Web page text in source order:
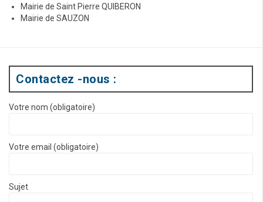
Mairie de Saint Pierre QUIBERON
Mairie de SAUZON
Contactez -nous :
Votre nom (obligatoire)
Votre email (obligatoire)
Sujet